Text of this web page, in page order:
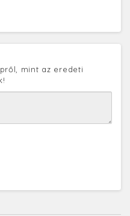
mint az eredeti